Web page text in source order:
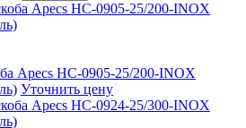
Apecs HC-0905-25/200-INOX
Уточнить цену